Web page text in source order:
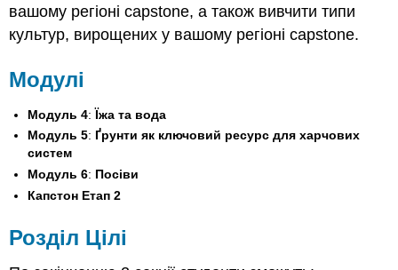
вашому регіоні capstone, а також вивчити типи
культур, вирощених у вашому регіоні capstone.
Модулі
Модуль 4: Їжа та вода
Модуль 5: Ґрунти як ключовий ресурс для харчових
систем
Модуль 6: Посіви
Капстон Етап 2
Розділ Цілі